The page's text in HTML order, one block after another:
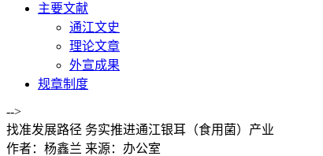
主要文献
通江文史
理论文章
外宣成果
规章制度
-->
找准发展路径 务实推进通江银耳（食用菌）产业
作者：杨鑫兰 来源：办公室